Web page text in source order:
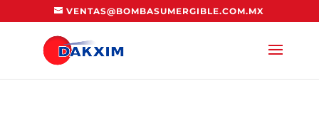
VENTAS@BOMBASUMERGIBLE.COM.MX